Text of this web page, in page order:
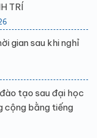
TRÍ
gian sau khi nghỉ
tạo sau đại học
cộng bằng tiếng